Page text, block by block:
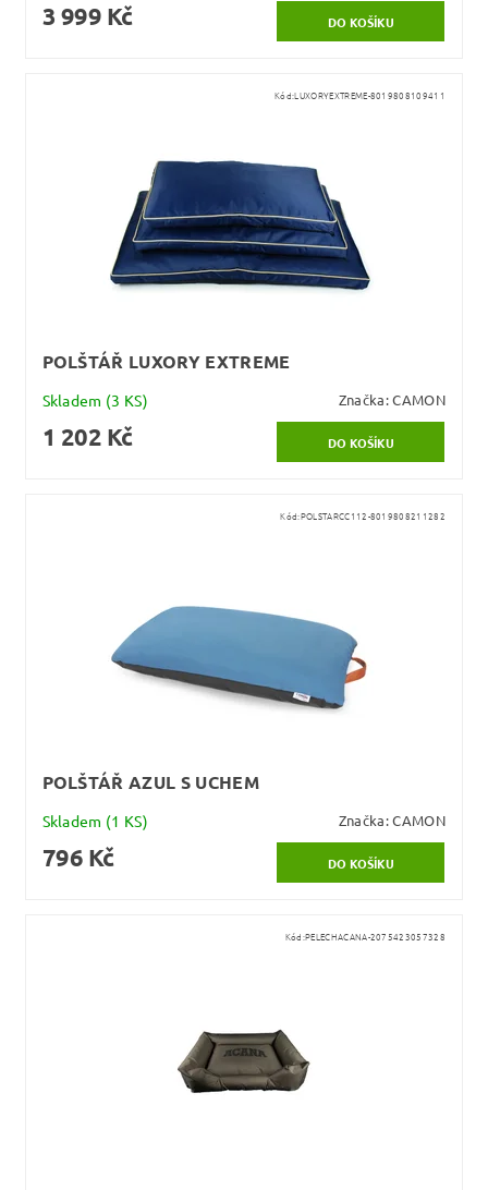
3 999 Kč
Kód:LUXORYEXTREME-8019808109411
POLŠTÁŘ LUXORY EXTREME
Skladem (3 KS) Značka:CAMON
1 202 Kč
Kód:POLSTARCC112-8019808211282
POLŠTÁŘ AZUL S UCHEM
Skladem (1 KS) Značka:CAMON
796 Kč
Kód:PELECHACANA-2075423057328